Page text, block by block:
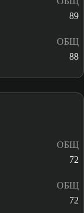
89
ОБЩ
88
ОБЩ
72
ОБЩ
72